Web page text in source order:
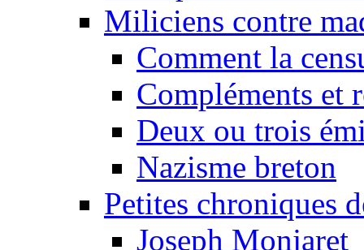
Miliciens contre
Comment la
Compléments et
Deux ou trois
Nazisme breton
Petites chroniques
Joseph Monjaret